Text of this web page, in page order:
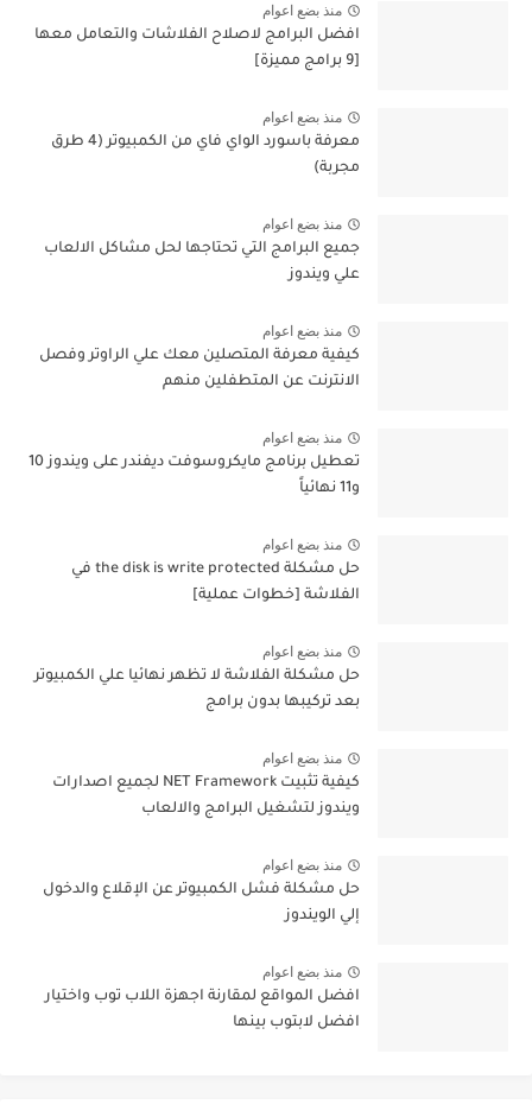
منذ بضع اعوام
افضل البرامج لاصلاح الفلاشات والتعامل معها
[9 برامج مميزة]
منذ بضع اعوام
معرفة باسورد الواي فاي من الكمبيوتر (4 طرق
مجربة)
منذ بضع اعوام
جميع البرامج التي تحتاجها لحل مشاكل الالعاب
علي ويندوز
منذ بضع اعوام
كيفية معرفة المتصلين معك علي الراوتر وفصل
الانترنت عن المتطفلين منهم
منذ بضع اعوام
تعطيل برنامج مايكروسوفت ديفندر على ويندوز 10
و11 نهائياً
منذ بضع اعوام
حل مشكلة the disk is write protected في
الفلاشة [خطوات عملية]
منذ بضع اعوام
حل مشكلة الفلاشة لا تظهر نهائيا علي الكمبيوتر
بعد تركيبها بدون برامج
منذ بضع اعوام
كيفية تثبيت NET Framework لجميع اصدارات
ويندوز لتشغيل البرامج والالعاب
منذ بضع اعوام
حل مشكلة فشل الكمبيوتر عن الإقلاع والدخول
إلي الويندوز
منذ بضع اعوام
افضل المواقع لمقارنة اجهزة اللاب توب واختيار
افضل لابتوب بينها